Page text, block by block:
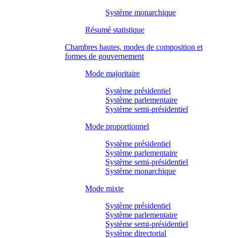
Système monarchique
Résumé statistique
Chambres hautes, modes de composition et
formes de gouvernement
Mode majoritaire
Système présidentiel
Système parlementaire
Système semi-présidentiel
Mode proportionnel
Système présidentiel
Système parlementaire
Système semi-présidentiel
Système monarchique
Mode mixte
Système présidentiel
Système parlementaire
Système semi-présidentiel
Système directorial